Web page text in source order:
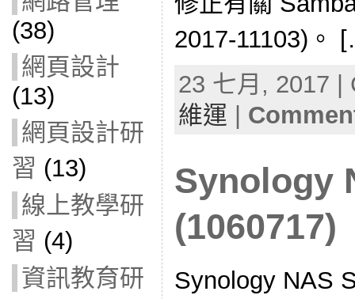
(38)
網頁設計
(13)
網頁設計研
習 (13)
線上教學研
習 (4)
資訊教育研
2017-11103)。
23 七月, 2017
維運
Synology
(1060717)
Synology NAS